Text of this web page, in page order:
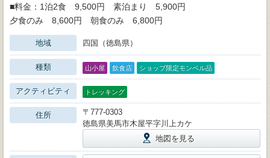
■料金：1泊2食 9,500円 素泊まり 5,900円
夕食のみ 8,600円 朝食のみ 6,800円
地域 四国（徳島県）
種類 山小屋 飲食店 ショップ限定モンベル品
アクティビティ トレッキング
住所
〒777-0303
徳島県美馬市木屋平字川上カケ
地図を見る